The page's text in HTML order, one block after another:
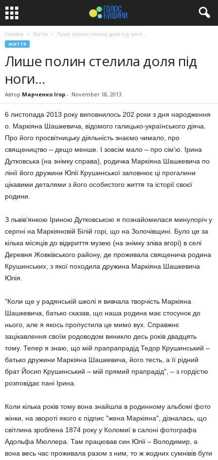
Головна Життя Лише полин стелила доля під ноги…
ЖИТТЯ
Лише полин стелила доля під
ноги…
Автор Марченко Ігор - November 18, 2013
6 листопада 2013 року виповнилось 202 роки з дня народження
о. Маркіяна Шашкевича, відомого галицько-українського діяча.
Про його просвітницьку діяльність знаємо чимало, про
священицтво – дещо менше. І зовсім мало – про сім’ю. Ірина
Дутковська (на знімку справа), родичка Маркіяна Шашкевича по
лінії його дружини Юлії Крушинської заповнює ці прогалини
цікавими деталями з його особистого життя та історії своєї
родини.
З львів’янкою Іриною Дутковською я познайомилася минулоріч у
серпні на Маркіяновій Білій горі, що на Золочівщині. Було це за
кілька місяців до відкриття музею (на знімку зліва вгорі) в селі
Деревня Жовківського району, де проживала священича родина
Крушинських, з якої походила дружина Маркіяна Шашкевича
Юлія.
"Коли ще у радянській школі я вивчала творчість Маркіяна
Шашкевича, батько сказав, що наша родина має стосунок до
нього, але я якось пропустила це мимо вух. Справжнє
зацікавлення своїм родоводом виникло десь років двадцять
тому. Тепер я знаю, що мій прапрапрадід Тедор Крушинський –
батько дружини Маркіяна Шашкевича, його тесть, а її рідний
брат Йосип Крушинський – мій прямий прапрадід", – з гордістю
розповідає пані Ірина.
Коли кілька років тому вона знайшла в родинному альбомі фото
жінки, на звороті якого є підпис "жена Маркіяна", дізналась, що
світлина зроблена 1874 року у Коломиї в салоні фотографа
Адольфа Мюллера. Там працював син Юлії – Володимир, а
вона весь час проживала разом з ним, то ж жодних сумнівів бути